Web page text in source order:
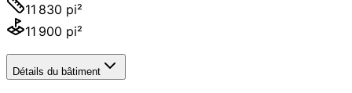
11 830 pi²
11 900 pi²
Détails du bâtiment